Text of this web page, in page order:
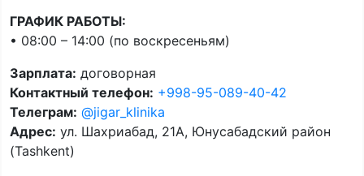
ГРАФИК РАБОТЫ:
• 08:00 – 14:00 (по воскресеньям)
Зарплата: договорная
Контактный телефон: +998-95-089-40-42
Телеграм: @jigar_klinika
Адрес: ул. Шахриабад, 21А, Юнусабадский район
(Tashkent)